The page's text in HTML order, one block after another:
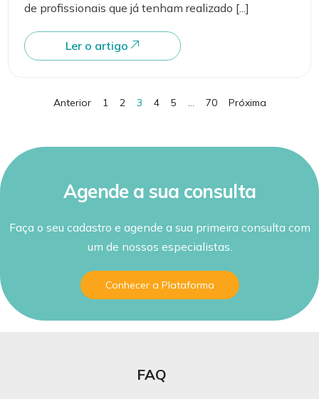
de profissionais que já tenham realizado [...]
Ler o artigo
Anterior 1 2 3 4 5 … 70 Próxima
Agende a sua consulta
Faça o seu cadastro e agende a sua primeira consulta com
um de nossos especialistas.
Conhecer a Plataforma
FAQ